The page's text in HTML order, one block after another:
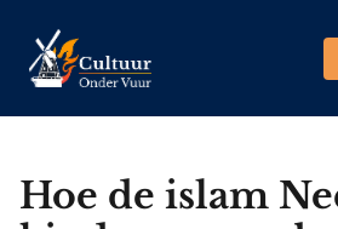
Hoe de islam